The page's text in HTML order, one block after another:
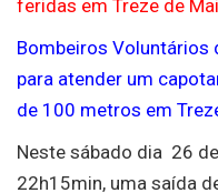
feridas em Treze de
Bombeiros Voluntários
para atender um
de 100 metros em
Neste sábado dia 26
22h15min, uma saída